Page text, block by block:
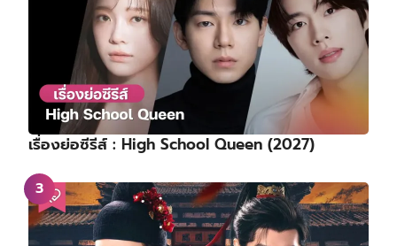
เรื่องย่อซีรีส์ : High School Queen (2027)